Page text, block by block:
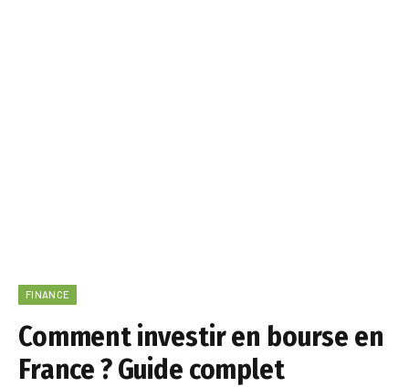
FINANCE
Comment investir en bourse en
France ? Guide complet